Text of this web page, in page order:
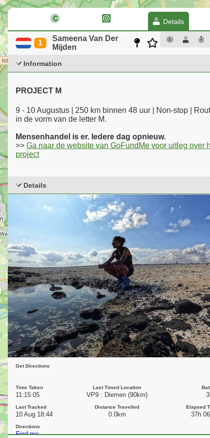
Details
1
Sameena Van Der
Mijden
Information
PROJECT M
9 - 10 Augustus | 250 km binnen 48 uur | Non-stop |
in de vorm van de letter M.
Mensenhandel is er. Iedere dag opnieuw.
>> Ga naar de website van GoFundMe voor uitleg over
project
Details
Get Directions
Time Taken
11:15:05
Last Timed Location
VP9 : Diemen (90km)
Last Tracked
10 Aug 18:44
Distance Travelled
0.0km
Elapsed
37h
Directions
Find me